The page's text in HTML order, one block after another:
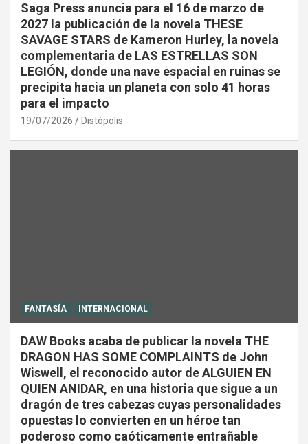
Saga Press anuncia para el 16 de marzo de
2027 la publicación de la novela THESE
SAVAGE STARS de Kameron Hurley, la novela
complementaria de LAS ESTRELLAS SON
LEGIÓN, donde una nave espacial en ruinas se
precipita hacia un planeta con solo 41 horas
para el impacto
19/07/2026 Distópolis
FANTASÍA INTERNACIONAL
DAW Books acaba de publicar la novela THE
DRAGON HAS SOME COMPLAINTS de John
Wiswell, el reconocido autor de ALGUIEN EN
QUIEN ANIDAR, en una historia que sigue a un
dragón de tres cabezas cuyas personalidades
opuestas lo convierten en un héroe tan
poderoso como caóticamente entrañable